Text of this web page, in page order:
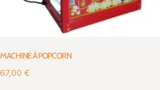
MACHINE À POPCORN
67,00 €